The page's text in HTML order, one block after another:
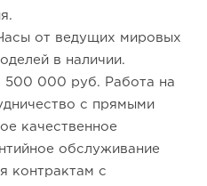
от ведущих мировых
в наличии.
500 000 руб. Работа на
с прямыми
качественное
обслуживание
контрактам с